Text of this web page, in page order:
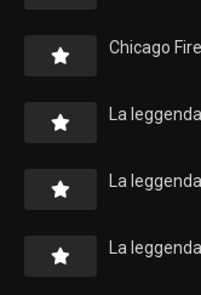
Chicago
La
La
La